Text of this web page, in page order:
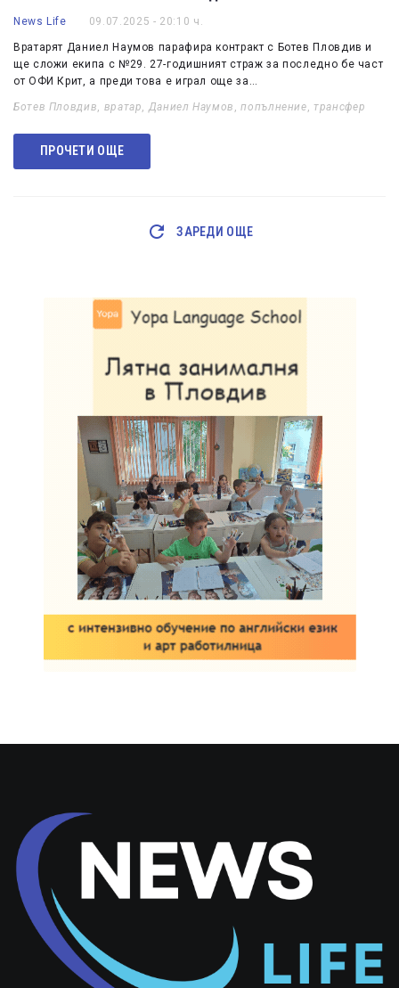
News Life 09.07.2025 - 20:10 ч.
Вратарят Даниел Наумов парафира контракт с Ботев Пловдив и
ще сложи екипа с №29. 27-годишният страж за последно бе част
от ОФИ Крит, а преди това е играл още за…
Ботев Пловдив вратар Даниел Наумов ,попълнение ,трансфер
ПРОЧЕТИ ОЩЕ
ЗАРЕДИ ОЩЕ